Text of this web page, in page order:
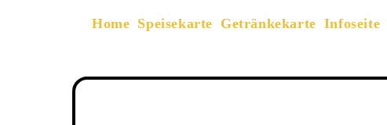
Home Speisekarte Getränkekarte Infoseite